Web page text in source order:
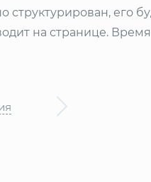
структурирован, его
на странице.